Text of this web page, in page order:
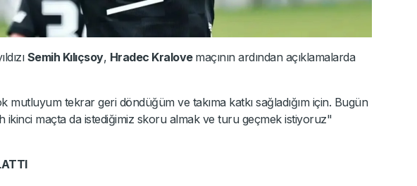
Semih Kılıçsoy, Hradec Kralove maçının ardından açıklamalarda
mutluyum tekrar geri döndüğüm ve takıma katkı sağladığım için. Bugün
ikinci maçta da istediğimiz skoru almak ve turu geçmek istiyoruz"